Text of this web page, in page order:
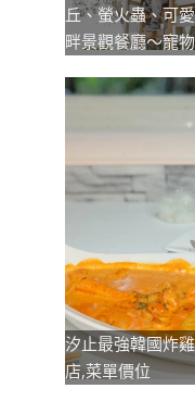
丘、螢火蟲、可
畔景觀餐廳～寵
汐止最強韓國炸
店,菜單價位